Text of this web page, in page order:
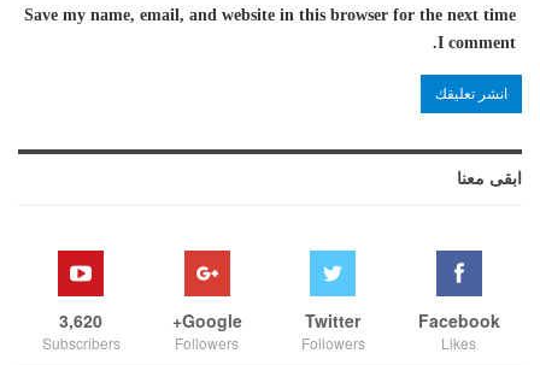
Save my name, email, and website in this browser for the next time
I comment.
ابقى معنا
Facebook
Likes
Twitter
Followers
Google+
Followers
3,620
Subscribers